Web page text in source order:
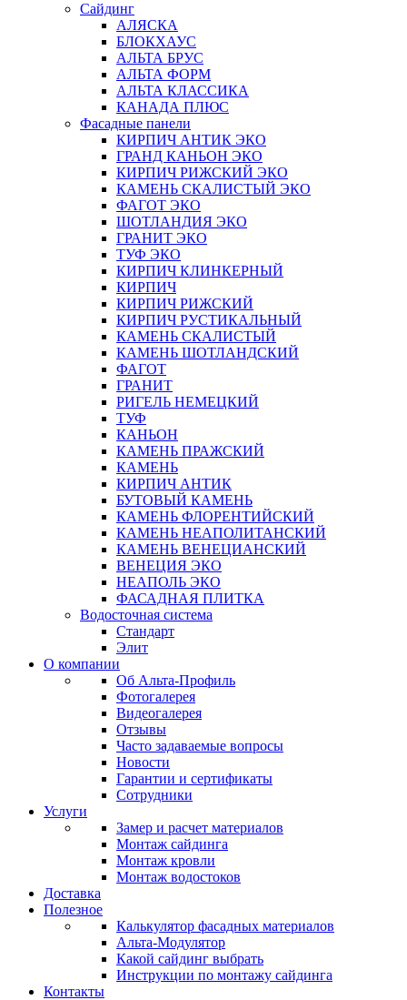
Сайдинг
АЛЯСКА
БЛОКХАУС
АЛЬТА БРУС
АЛЬТА ФОРМ
АЛЬТА КЛАССИКА
КАНАДА ПЛЮС
Фасадные панели
КИРПИЧ АНТИК ЭКО
ГРАНД КАНЬОН ЭКО
КИРПИЧ РИЖСКИЙ ЭКО
КАМЕНЬ СКАЛИСТЫЙ ЭКО
ФАГОТ ЭКО
ШОТЛАНДИЯ ЭКО
ГРАНИТ ЭКО
ТУФ ЭКО
КИРПИЧ КЛИНКЕРНЫЙ
КИРПИЧ
КИРПИЧ РИЖСКИЙ
КИРПИЧ РУСТИКАЛЬНЫЙ
КАМЕНЬ СКАЛИСТЫЙ
КАМЕНЬ ШОТЛАНДСКИЙ
ФАГОТ
ГРАНИТ
РИГЕЛЬ НЕМЕЦКИЙ
ТУФ
КАНЬОН
КАМЕНЬ ПРАЖСКИЙ
КАМЕНЬ
КИРПИЧ АНТИК
БУТОВЫЙ КАМЕНЬ
КАМЕНЬ ФЛОРЕНТИЙСКИЙ
КАМЕНЬ НЕАПОЛИТАНСКИЙ
КАМЕНЬ ВЕНЕЦИАНСКИЙ
ВЕНЕЦИЯ ЭКО
НЕАПОЛЬ ЭКО
ФАСАДНАЯ ПЛИТКА
Водосточная система
Стандарт
Элит
О компании
Об Альта-Профиль
Фотогалерея
Видеогалерея
Отзывы
Часто задаваемые вопросы
Новости
Гарантии и сертификаты
Сотрудники
Услуги
Замер и расчет материалов
Монтаж сайдинга
Монтаж кровли
Монтаж водостоков
Доставка
Полезное
Калькулятор фасадных материалов
Альта-Модулятор
Какой сайдинг выбрать
Инструкции по монтажу сайдинга
Контакты